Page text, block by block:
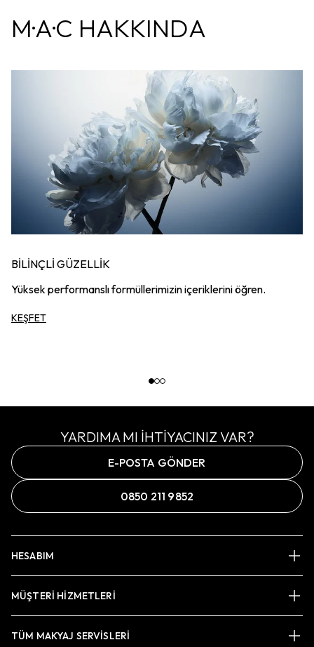
M·A·C HAKKINDA
BİLİNÇLİ GÜZELLİK
Yüksek performanslı formüllerimizin içeriklerini öğren.
KEŞFET
YARDIMA MI İHTİYACINIZ VAR?
E-POSTA GÖNDER
0850 211 9852
HESABIM
MÜŞTERİ HİZMETLERİ
TÜM MAKYAJ SERVİSLERİ